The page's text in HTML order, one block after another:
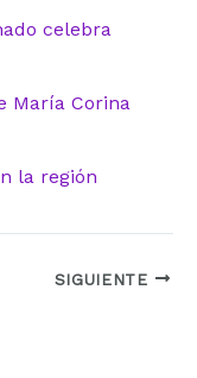
celebra
María Corina
la región
SIGUIENTE